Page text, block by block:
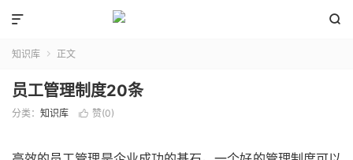


知识库  正文
员工管理制度20条
分类： 知识库  赞(0)